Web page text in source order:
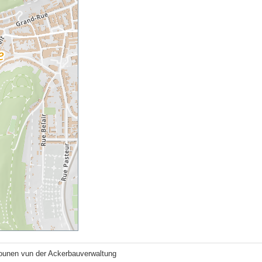
vun der Ackerbauverwaltung